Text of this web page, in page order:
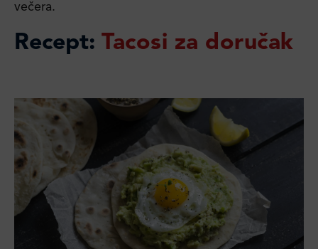
večera.
Recept: Tacosi za doručak